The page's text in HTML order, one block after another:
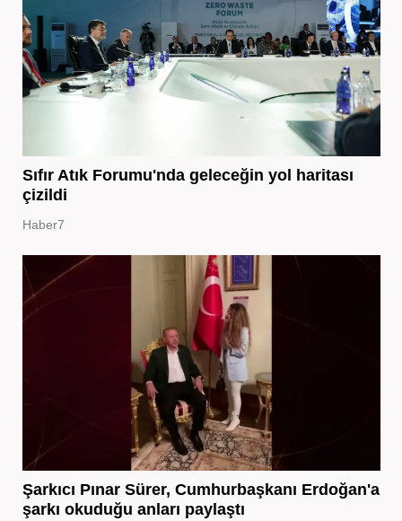
Sıfır Atık Forumu'nda geleceğin yol haritası
çizildi
Haber7
Şarkıcı Pınar Sürer, Cumhurbaşkanı Erdoğan'a
şarkı okuduğu anları paylaştı